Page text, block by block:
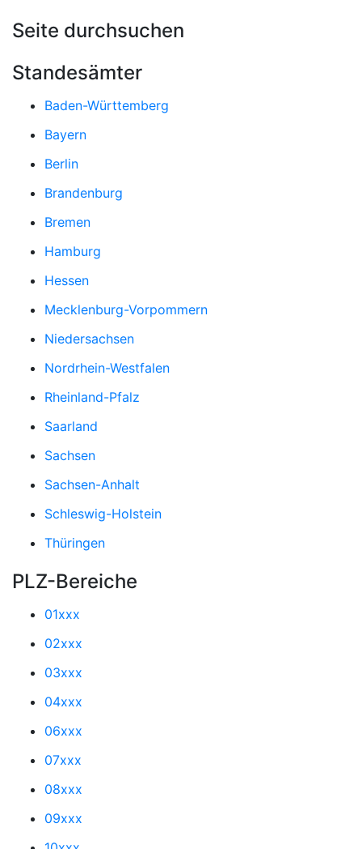
Seite durchsuchen
Standesämter
Baden-Württemberg
Bayern
Berlin
Brandenburg
Bremen
Hamburg
Hessen
Mecklenburg-Vorpommern
Niedersachsen
Nordrhein-Westfalen
Rheinland-Pfalz
Saarland
Sachsen
Sachsen-Anhalt
Schleswig-Holstein
Thüringen
PLZ-Bereiche
01xxx
02xxx
03xxx
04xxx
06xxx
07xxx
08xxx
09xxx